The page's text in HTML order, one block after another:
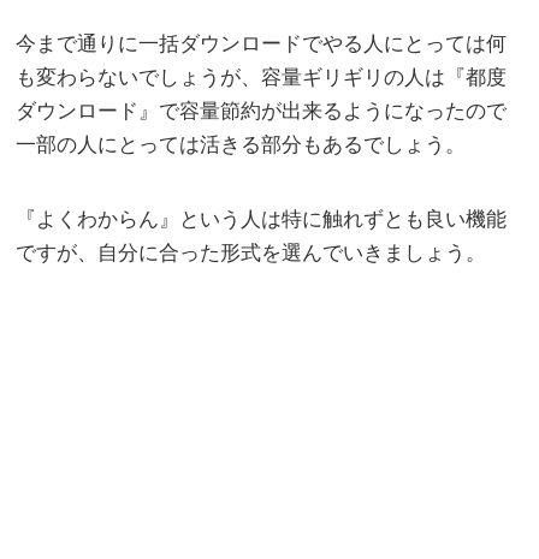
今まで通りに一括ダウンロードでやる人にとっては何
も変わらないでしょうが、容量ギリギリの人は『都度
ダウンロード』で容量節約が出来るようになったので
一部の人にとっては活きる部分もあるでしょう。
『よくわからん』という人は特に触れずとも良い機能
ですが、自分に合った形式を選んでいきましょう。